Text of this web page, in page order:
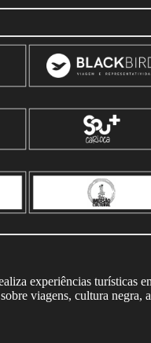
experiências turísticas
viagens, cultura negra,